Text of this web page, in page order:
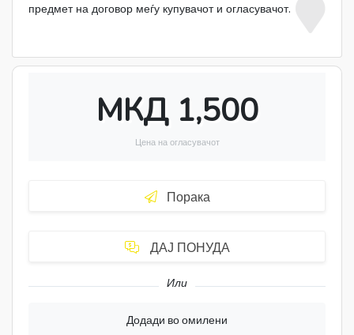
предмет на договор меѓу купувачот и огласувачот.
МКД 1,500
Цена на огласувачот
Порака
ДАЈ ПОНУДА
Или
Додади во омилени